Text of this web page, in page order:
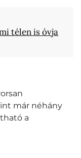
télen is óvja
már néhány
a